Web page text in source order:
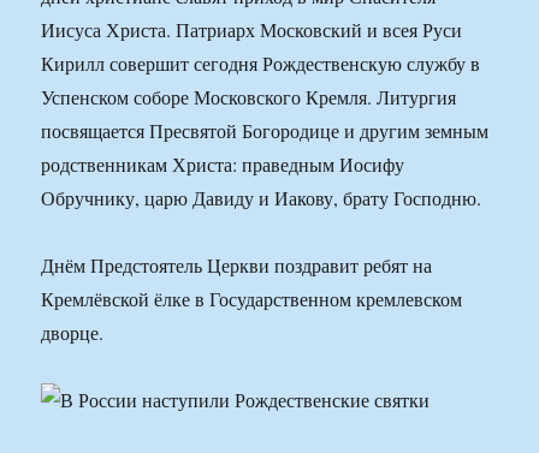
Иисуса Христа. Патриарх Московский и всея Руси
Кирилл совершит сегодня Рождественскую службу в
Успенском соборе Московского Кремля. Литургия
посвящается Пресвятой Богородице и другим земным
родственникам Христа: праведным Иосифу
Обручнику, царю Давиду и Иакову, брату Господню.
Днём Предстоятель Церкви поздравит ребят на
Кремлёвской ёлке в Государственном кремлевском
дворце.